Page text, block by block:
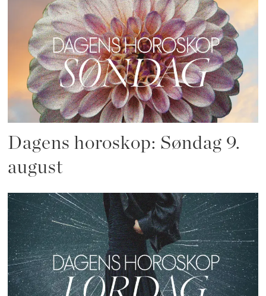
Dagens horoskop: Søndag 9.
august